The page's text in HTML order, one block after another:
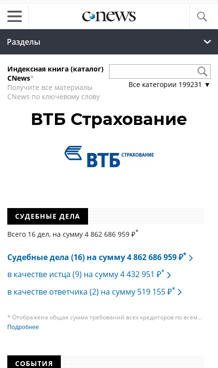
Разделы
Индексная книга (каталог)
CNews*
Получите все материалы
CNews по ключевому слову
Все категории 199231 ▼
ВТБ Страхование
СУДЕБНЫЕ ДЕЛА
Всего 16 дел, на cумму 4 862 686 959 ₽*
Судебные дела (16) на сумму 4 862 686 959 ₽*
в качестве истца (9) на сумму 4 432 951 ₽*
в качестве ответчика (2) на сумму 519 155 ₽*
* Отображена общая сумма требований всех кредиторов по всем
судебным делам, в рамках которых компания подавала требования
в одном таком деле может быть несколько десятков, а размеры сумм
Подробнее
СОБЫТИЯ